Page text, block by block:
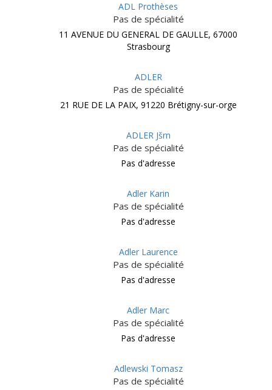
ADL Prothèses
Pas de spécialité
11 AVENUE DU GENERAL DE GAULLE, 67000
Strasbourg
ADLER
Pas de spécialité
21 RUE DE LA PAIX, 91220 Brétigny-sur-orge
ADLER Jšrn
Pas de spécialité
Pas d'adresse
Adler Karin
Pas de spécialité
Pas d'adresse
Adler Laurence
Pas de spécialité
Pas d'adresse
Adler Marc
Pas de spécialité
Pas d'adresse
Adlewski Tomasz
Pas de spécialité